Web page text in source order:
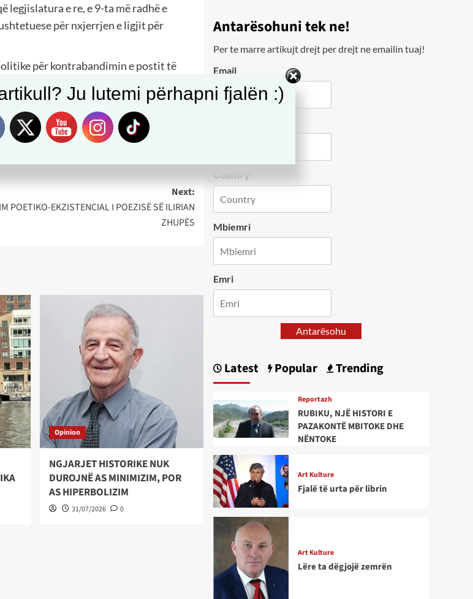
legjislatura e re, e 9-ta më radhë e
për nxjerrjen e ligjit për
për kontrabandimin e postit të
e këtij viti do të ishte zgjidhja
afategjatë politik dhe të
Next:
POETIKO-EKZISTENCIAL I POEZISË SË ILIRIAN
ZHUPËS
Opinion
NGJARJET HISTORIKE NUK
DUROJNË AS MINIMIZIM, POR
AS HIPERBOLIZIM
31/07/2026 0
Antarësohuni tek ne!
Per te marre artikujt drejt per drejt ne emailin tuaj!
Email
Country
Mbiemri
Emri
Antarësohu
Latest Popular Trending
Reportazh
RUBIKU, NJË HISTORI E
PAZAKONTË MBITOKE DHE
NËNTOKE
Art Kulture
Fjalë të urta për librin
Art Kulture
Lëre ta dëgjojë zemrën
Ju lutemi përhapni fjalën :)